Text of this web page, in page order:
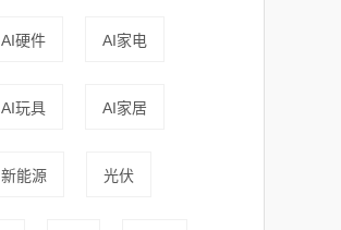
AI硬件 AI家电
AI玩具 AI家居
新能源 光伏